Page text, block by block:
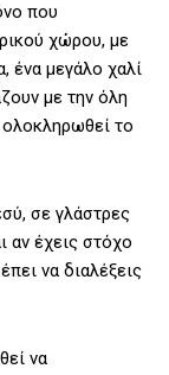
που
χώρου, με
ένα μεγάλο χαλί
με την όλη
ολοκληρωθεί το
σε γλάστρες
αν έχεις στόχο
να διαλέξεις
να